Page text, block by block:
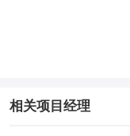
相关项目经理